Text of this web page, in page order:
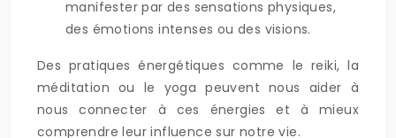
manifester par des sensations physiques,
des émotions intenses ou des visions.
Des pratiques énergétiques comme le reiki, la
méditation ou le yoga peuvent nous aider à
nous connecter à ces énergies et à mieux
comprendre leur influence sur notre vie.